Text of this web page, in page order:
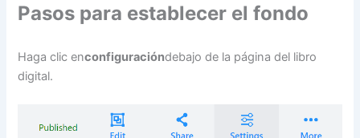
Pasos para establecer el fondo
Haga clic enconfiguracióndebajo de la página del libro
digital.